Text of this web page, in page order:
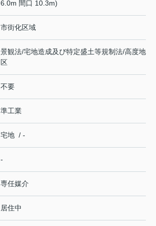
6.0m 間口 10.3m)
市街化区域
景観法/宅地造成及び特定盛土等規制法/高度地
区
不要
準工業
宅地 / -
-
専任媒介
居住中